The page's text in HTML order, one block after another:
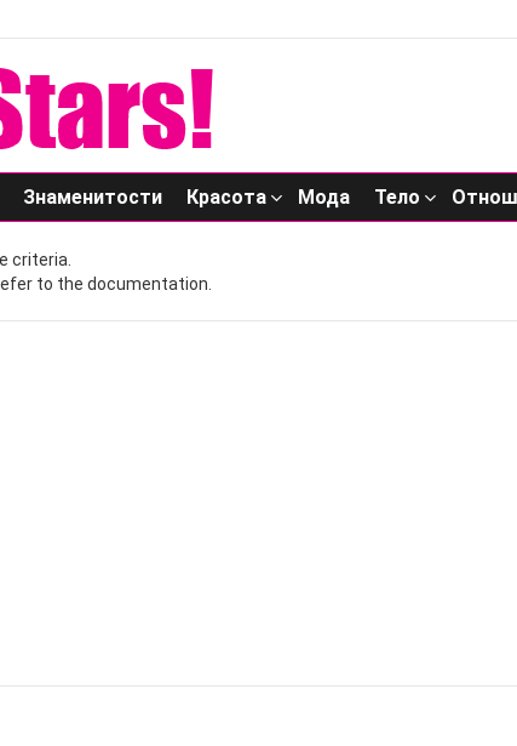
Знаменитости Красота Мода Тело
criteria.
to the documentation.